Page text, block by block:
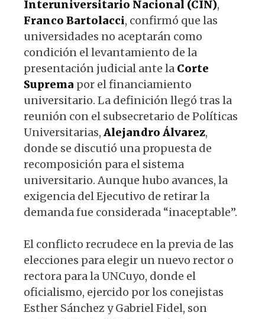
Interuniversitario Nacional (CIN),
Franco Bartolacci, confirmó que las
universidades no aceptarán como
condición el levantamiento de la
presentación judicial ante la Corte
Suprema por el financiamiento
universitario. La definición llegó tras la
reunión con el subsecretario de Políticas
Universitarias, Alejandro Álvarez,
donde se discutió una propuesta de
recomposición para el sistema
universitario. Aunque hubo avances, la
exigencia del Ejecutivo de retirar la
demanda fue considerada “inaceptable”.
El conflicto recrudece en la previa de las
elecciones para elegir un nuevo rector o
rectora para la UNCuyo, donde el
oficialismo, ejercido por los conejistas
Esther Sánchez y Gabriel Fidel, son